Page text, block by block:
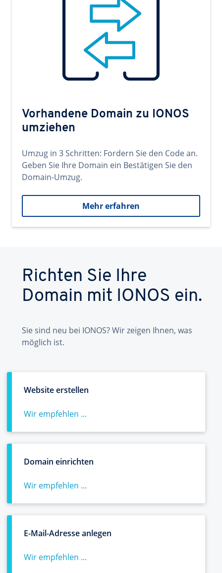
Vorhandene Domain zu IONOS
umziehen
Umzug in 3 Schritten: Fordern Sie den Code an.
Geben Sie Ihre Domain ein Bestätigen Sie den
Domain-Umzug.
Mehr erfahren
Richten Sie Ihre
Domain mit IONOS ein.
Sie sind neu bei IONOS? Wir zeigen Ihnen, was
möglich ist.
Website erstellen
Wir empfehlen ...
Domain einrichten
Wir empfehlen ...
E-Mail-Adresse anlegen
Wir empfehlen ...